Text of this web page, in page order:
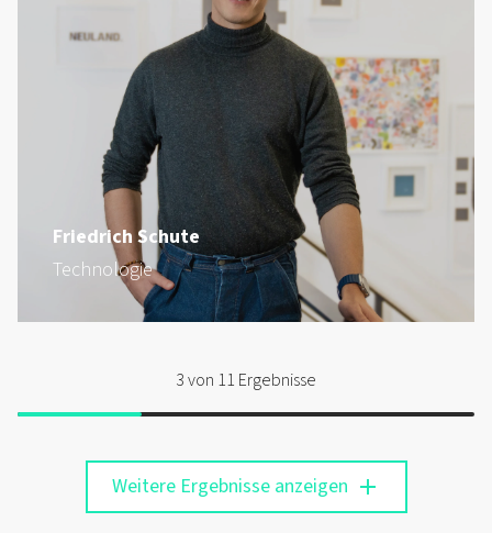
Friedrich Schute
Technologie
3von 11 Ergebnisse
Weitere Ergebnisse anzeigen add